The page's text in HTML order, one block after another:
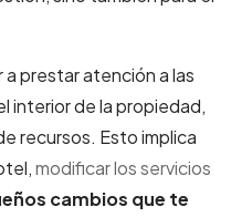
a prestar atención a las
interior de la propiedad,
recursos. Esto implica
modificar los servicios
cambios que te